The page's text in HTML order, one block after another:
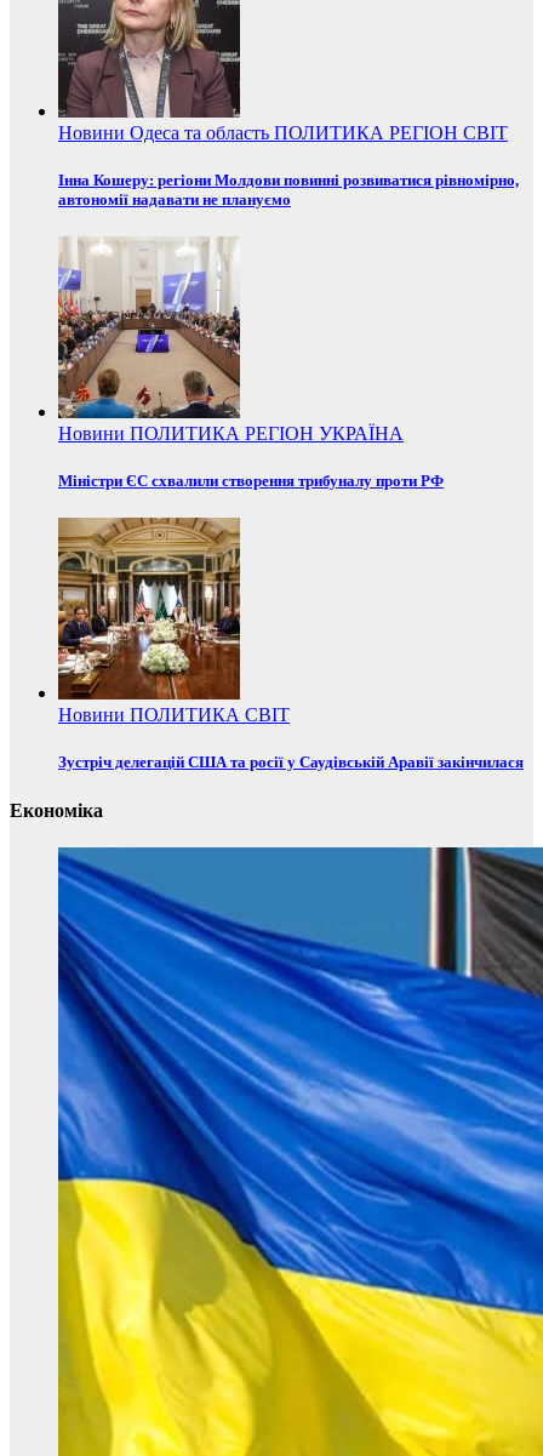
Новини Одеса та область ПОЛИТИКА РЕГІОН СВІТ
Інна Кошеру: регіони Молдови повинні розвиватися рівномірно,
автономії надавати не плануємо
Новини ПОЛИТИКА РЕГІОН УКРАЇНА
Міністри ЄС схвалили створення трибуналу проти РФ
Новини ПОЛИТИКА СВІТ
Зустріч делегацій США та росії у Саудівській Аравії закінчилася
Економіка